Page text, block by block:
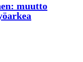
muutto